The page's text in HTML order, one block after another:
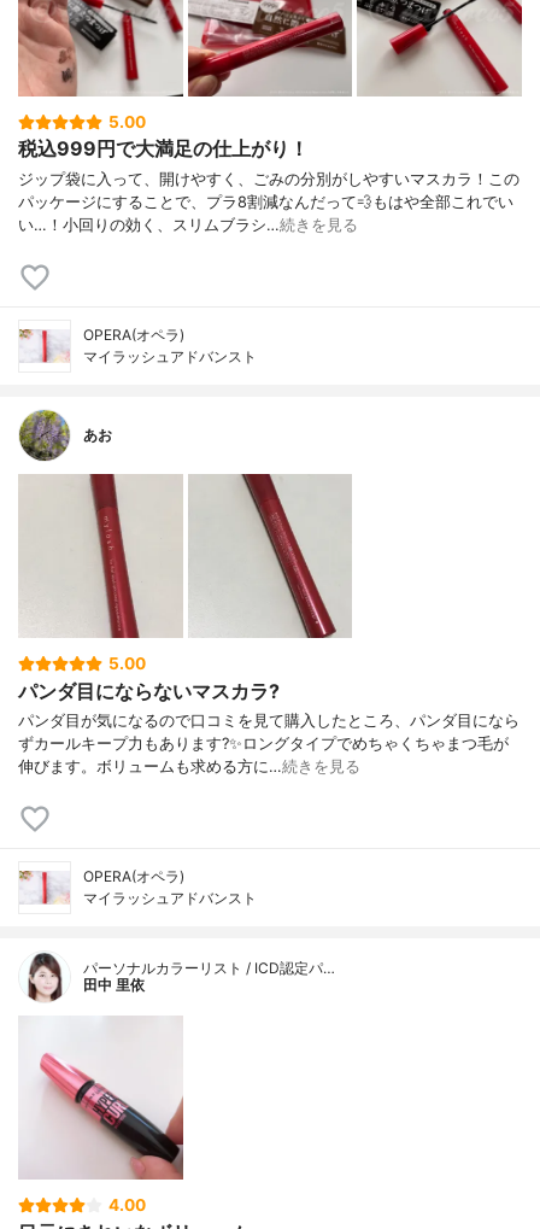
5.00
税込999円で大満足の仕上がり！
ジップ袋に入って、開けやすく、ごみの分別がしやすいマスカラ！この
パッケージにすることで、プラ8割減なんだって💨もはや全部これでい
い…！小回りの効く、スリムブラシ…続きを見る
OPERA(オペラ)
マイラッシュアドバンスト
あお
5.00
パンダ目にならないマスカラ?
パンダ目が気になるので口コミを見て購入したところ、パンダ目になら
ずカールキープ力もあります?✨ロングタイプでめちゃくちゃまつ毛が
伸びます。ボリュームも求める方に…続きを見る
OPERA(オペラ)
マイラッシュアドバンスト
パーソナルカラーリスト / ICD認定パ…
田中 里依
4.00